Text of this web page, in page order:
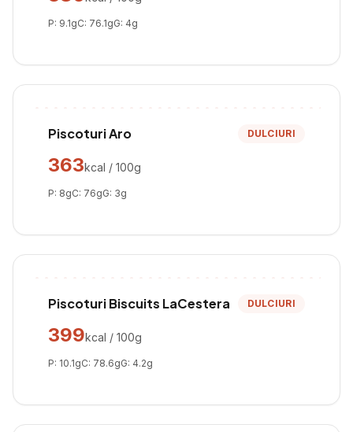
P: 9.1gC: 76.1gG: 4g
Piscoturi Aro DULCIURI
363kcal / 100g
P: 8gC: 76gG: 3g
Piscoturi Biscuits LaCestera DULCIURI
399kcal / 100g
P: 10.1gC: 78.6gG: 4.2g